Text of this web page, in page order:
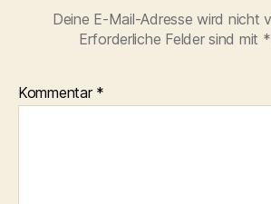
Deine E-Mail-Adresse wird nicht
Erforderliche Felder sind mit *
Kommentar *